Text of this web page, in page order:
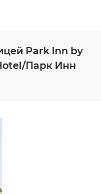
Park Inn by
Парк Инн